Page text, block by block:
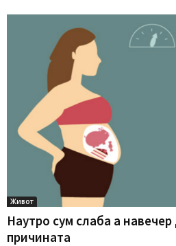
Живот
Наутро сум слаба а навечер
причината